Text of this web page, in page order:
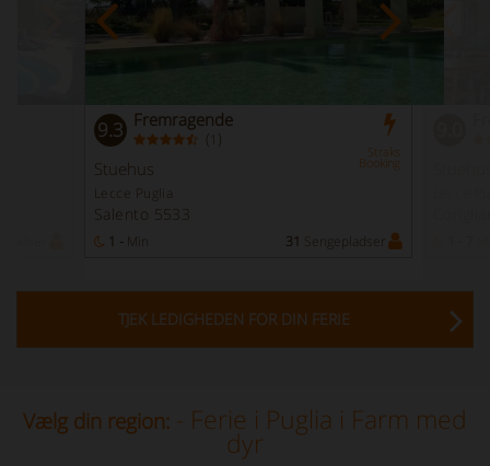
9.3 Fremragende
( )
Straks
Booking
Stuehus
Lecce Puglia
Salento 5533
1 - Min 31 Sengepladser
TJEK LEDIGHEDEN FOR DIN FERIE
Vælg din region: - Ferie i Puglia i Farm med
dyr